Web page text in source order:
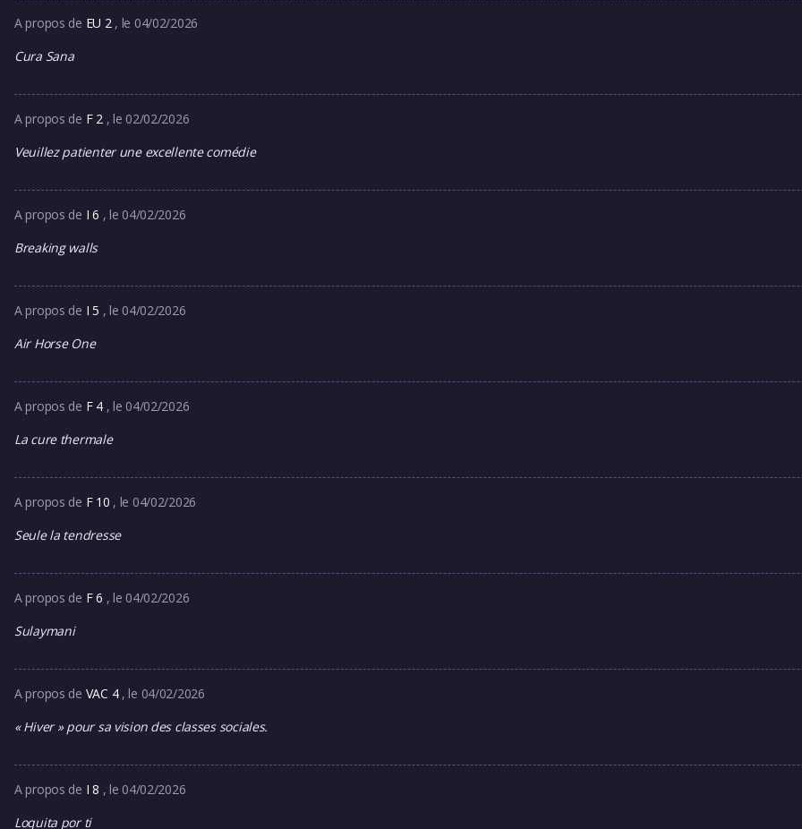
A propos de EU 2 , le 04/02/2026
Cura Sana
A propos de F 2 , le 02/02/2026
Veuillez patienter une excellente comédie
A propos de I 6 , le 04/02/2026
Breaking walls
A propos de I 5 , le 04/02/2026
Air Horse One
A propos de F 4 , le 04/02/2026
La cure thermale
A propos de F 10 , le 04/02/2026
Seule la tendresse
A propos de F 6 , le 04/02/2026
Sulaymani
A propos de VAC 4 , le 04/02/2026
« Hiver » pour sa vision des classes sociales.
A propos de I 8 , le 04/02/2026
Loquita por ti